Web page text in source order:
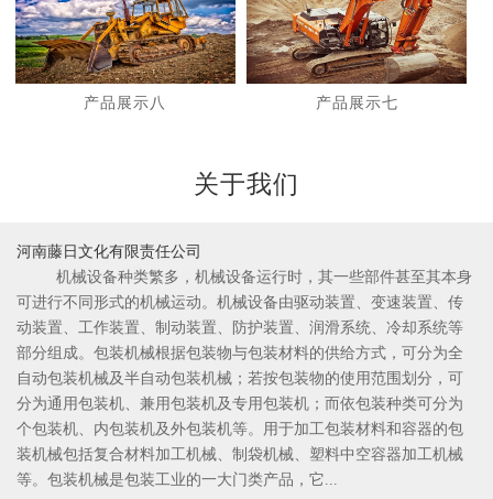
2
产品展示八 产品展示七
关于我们
河南藤日文化有限责任公司
机械设备种类繁多，机械设备运行时，其一些部件甚至其本身
可进行不同形式的机械运动。机械设备由驱动装置、变速装置、传
动装置、工作装置、制动装置、防护装置、润滑系统、冷却系统等
部分组成。包装机械根据包装物与包装材料的供给方式，可分为全
自动包装机械及半自动包装机械；若按包装物的使用范围划分，可
分为通用包装机、兼用包装机及专用包装机；而依包装种类可分为
个包装机、内包装机及外包装机等。用于加工包装材料和容器的包
装机械包括复合材料加工机械、制袋机械、塑料中空容器加工机械
等。包装机械是包装工业的一大门类产品，它...